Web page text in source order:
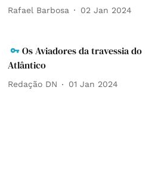
Rafael Barbosa 02 Jan 2024
Os Aviadores da travessia do
Atlântico
Redação DN 01 Jan 2024